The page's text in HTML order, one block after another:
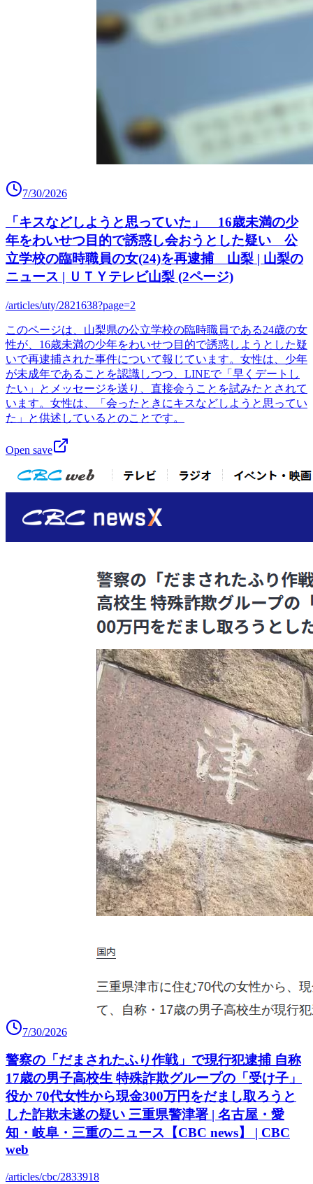
7/30/2026
「キスなどしようと思っていた」 16歳未満の少
年をわいせつ目的で誘惑し会おうとした疑い 公
立学校の臨時職員の女(24)を再逮捕 山梨 | 山梨の
ニュース | ＵＴＹテレビ山梨 (2ページ)
/articles/uty/2821638?page=2
このページは、山梨県の公立学校の臨時職員である24歳の女
性が、16歳未満の少年をわいせつ目的で誘惑しようとした疑
いで再逮捕された事件について報じています。女性は、少年
が未成年であることを認識しつつ、LINEで「早くデートし
たい」とメッセージを送り、直接会うことを試みたとされて
います。女性は、「会ったときにキスなどしようと思ってい
た」と供述しているとのことです。
Open save
7/30/2026
警察の「だまされたふり作戦」で現行犯逮捕 自称
17歳の男子高校生 特殊詐欺グループの「受け子」
役か 70代女性から現金300万円をだまし取ろうと
した詐欺未遂の疑い 三重県警津署 | 名古屋・愛
知・岐阜・三重のニュース【CBC news】 | CBC
web
/articles/cbc/2833918